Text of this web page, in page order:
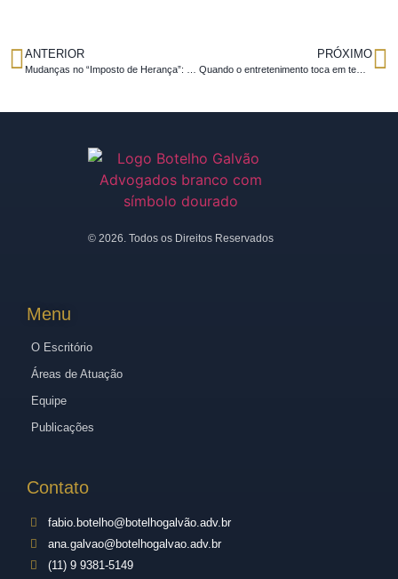
ANTERIOR PRÓXIMO
Quando o entretenimento toca em temas jurídicos sensíveis
©2026. Todos os Direitos Reservados
Menu
O Escritório
Áreas de Atuação
Equipe
Publicações
Contato
fabio.botelho@botelhogalvão.adv.br
ana.galvao@botelhogalvao.adv.br
(11) 9 9381-5149